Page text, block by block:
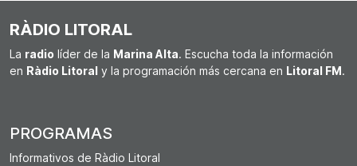
RÀDIO LITORAL
La radio líder de la Marina Alta. Escucha toda la información
en Ràdio Litoral y la programación más cercana en Litoral FM.
PROGRAMAS
Informativos de Ràdio Litoral